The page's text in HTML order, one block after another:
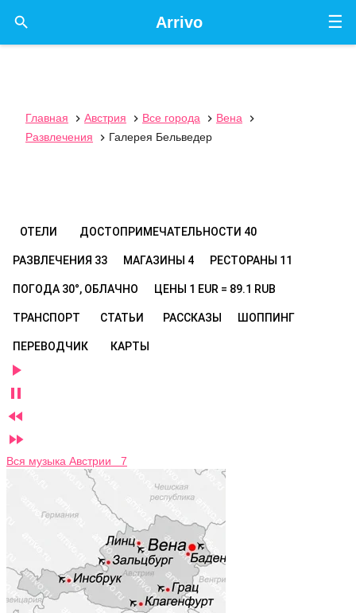
☰
Arrivo

Главная  Австрия  Все города  Вена

Развлечения
 Галерея Бельведер
ОТЕЛИ ДОСТОПРИМЕЧАТЕЛЬНОСТИ 40
РАЗВЛЕЧЕНИЯ 33 МАГАЗИНЫ 4 РЕСТОРАНЫ 11
ПОГОДА 30°, ОБЛАЧНО ЦЕНЫ 1 EUR = 89.1 RUB
ТРАНСПОРТ СТАТЬИ РАССКАЗЫ ШОППИНГ
ПЕРЕВОДЧИК КАРТЫ




Вся музыка Австрии 7